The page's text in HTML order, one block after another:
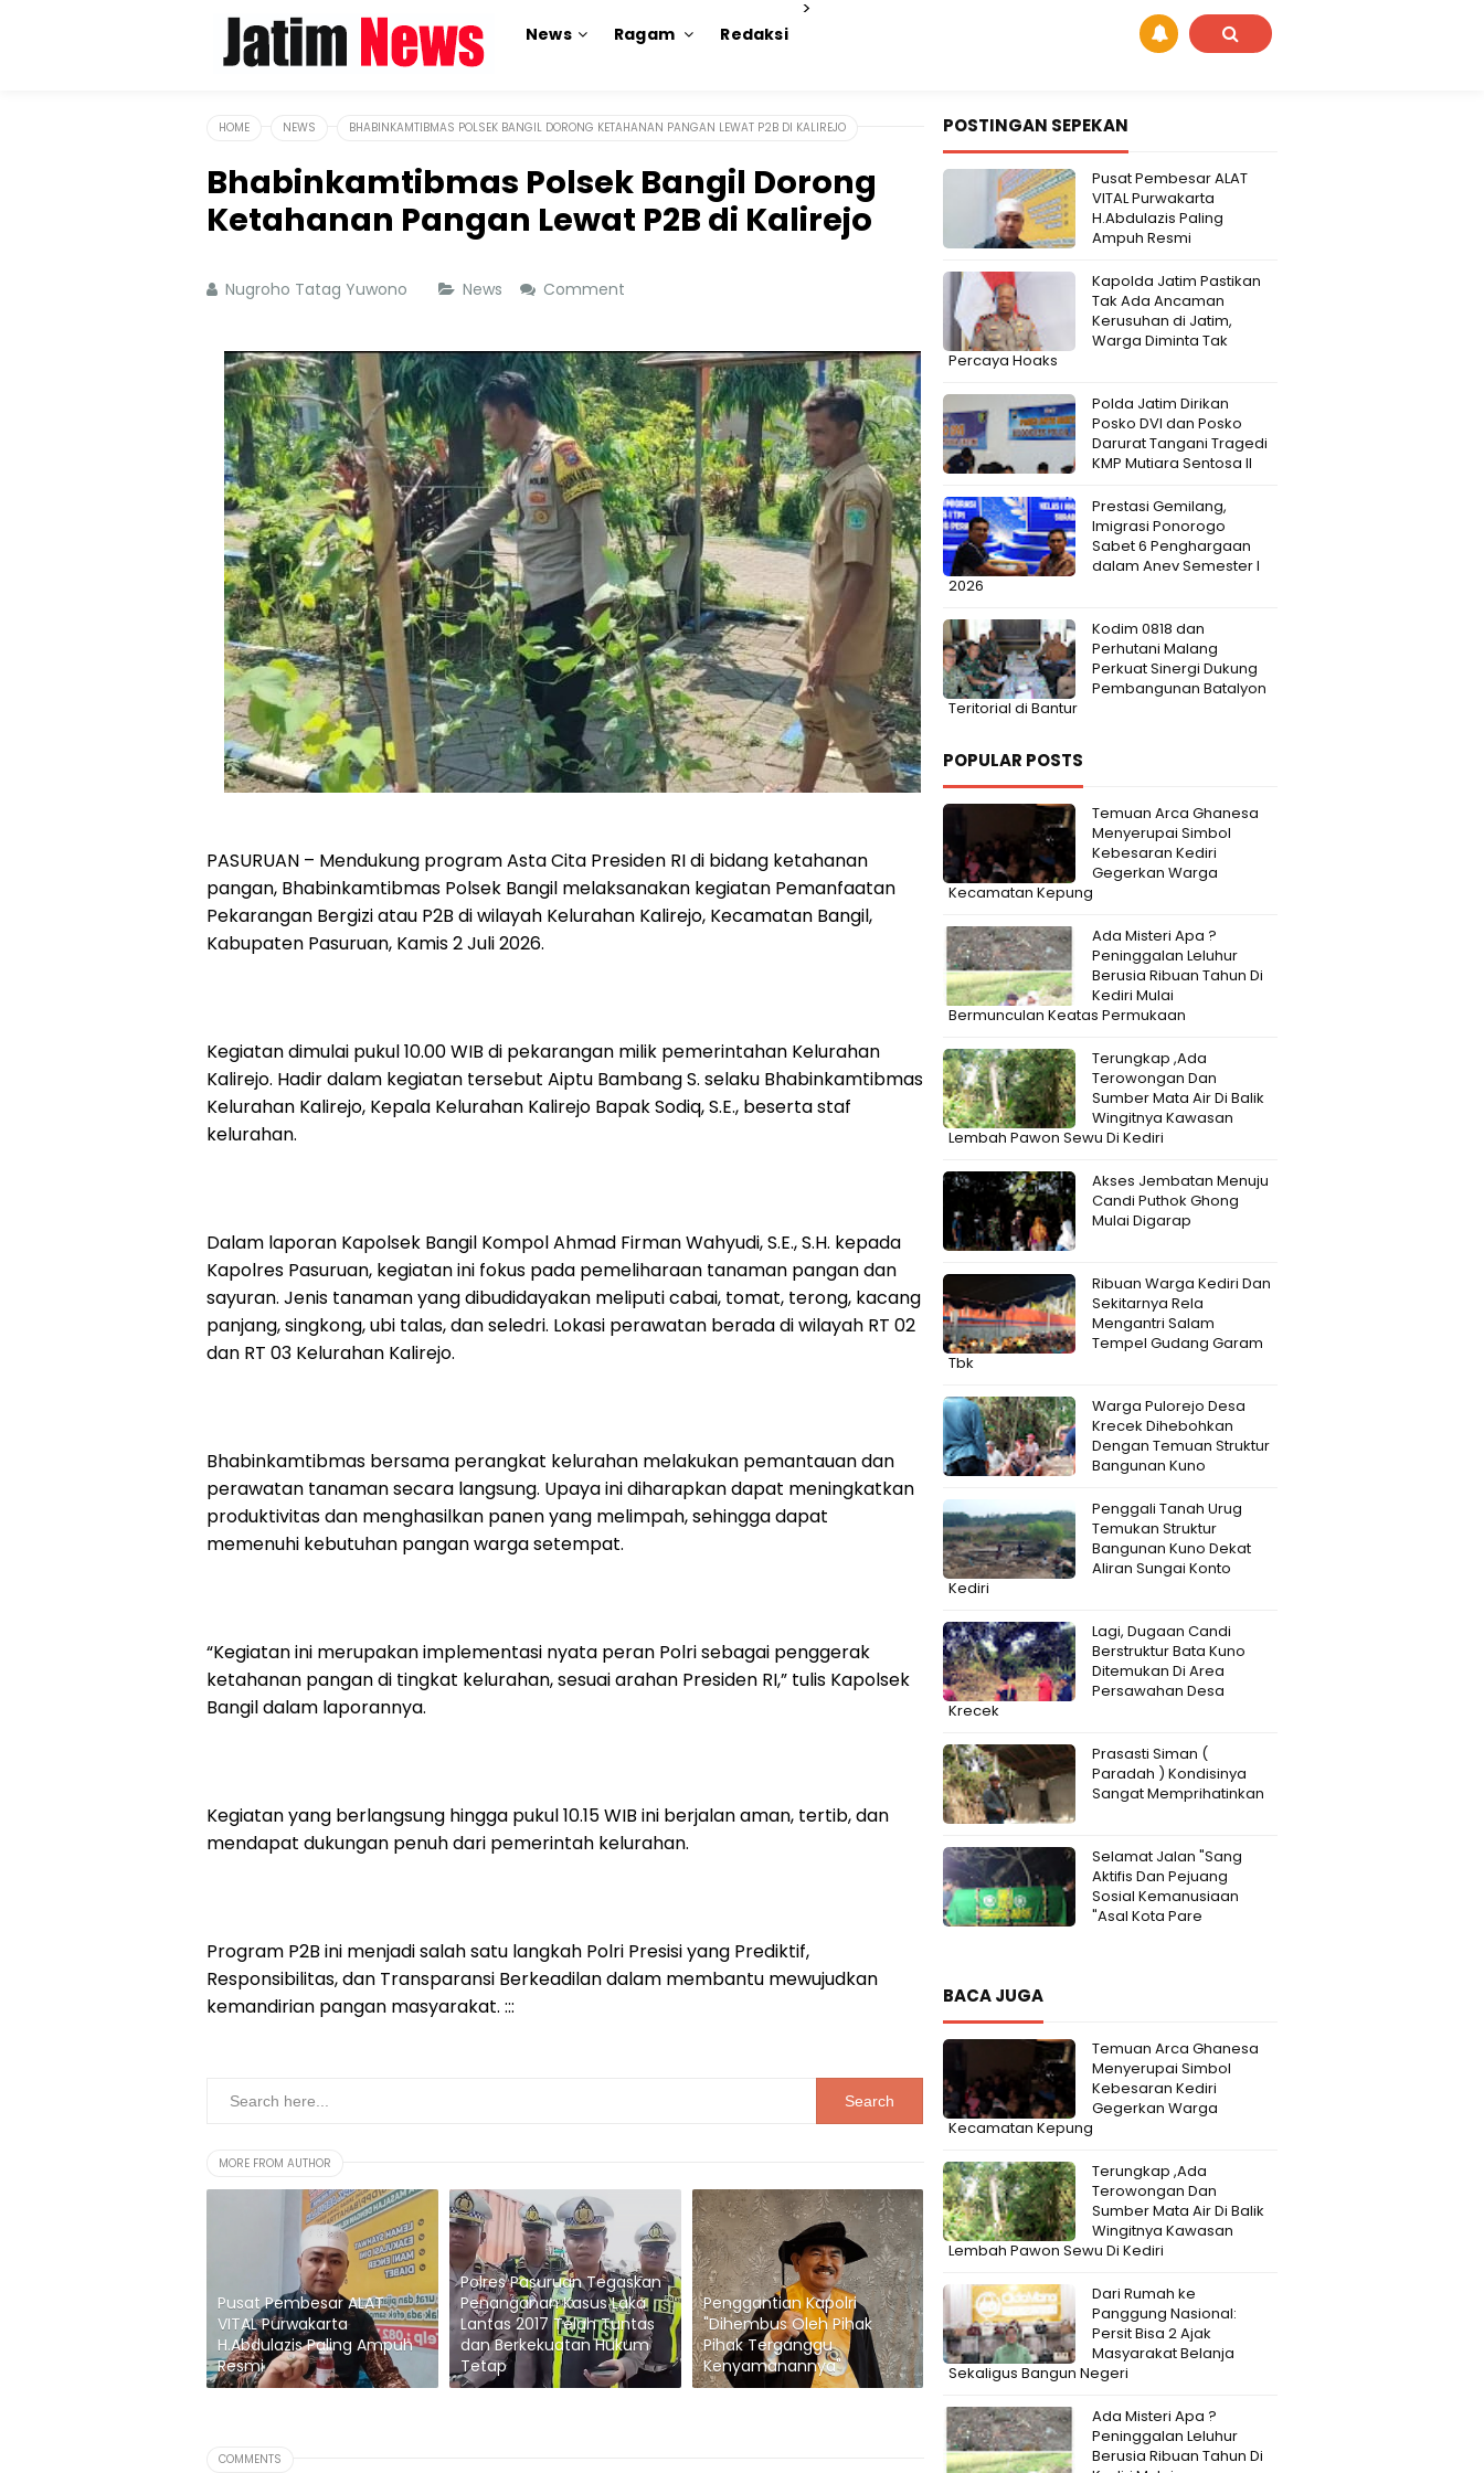
News
>
Ragam Redaksi
HOME NEWS BHABINKAMTIBMAS POLSEK BANGIL DORONG KETAHANAN PANGAN LEWAT P2B DI KALIREJO
Bhabinkamtibmas Polsek Bangil Dorong
Ketahanan Pangan Lewat P2B di Kalirejo
Nugroho Tatag Yuwono News Comment
PASURUAN – Mendukung program Asta Cita Presiden RI di bidang ketahanan
pangan, Bhabinkamtibmas Polsek Bangil melaksanakan kegiatan Pemanfaatan
Pekarangan Bergizi atau P2B di wilayah Kelurahan Kalirejo, Kecamatan Bangil,
Kabupaten Pasuruan, Kamis 2 Juli 2026.
Kegiatan dimulai pukul 10.00 WIB di pekarangan milik pemerintahan Kelurahan
Kalirejo. Hadir dalam kegiatan tersebut Aiptu Bambang S. selaku Bhabinkamtibmas
Kelurahan Kalirejo, Kepala Kelurahan Kalirejo Bapak Sodiq, S.E., beserta staf
kelurahan.
Dalam laporan Kapolsek Bangil Kompol Ahmad Firman Wahyudi, S.E., S.H. kepada
Kapolres Pasuruan, kegiatan ini fokus pada pemeliharaan tanaman pangan dan
sayuran. Jenis tanaman yang dibudidayakan meliputi cabai, tomat, terong, kacang
panjang, singkong, ubi talas, dan seledri. Lokasi perawatan berada di wilayah RT 02
dan RT 03 Kelurahan Kalirejo.
Bhabinkamtibmas bersama perangkat kelurahan melakukan pemantauan dan
perawatan tanaman secara langsung. Upaya ini diharapkan dapat meningkatkan
produktivitas dan menghasilkan panen yang melimpah, sehingga dapat
memenuhi kebutuhan pangan warga setempat.
“Kegiatan ini merupakan implementasi nyata peran Polri sebagai penggerak
ketahanan pangan di tingkat kelurahan, sesuai arahan Presiden RI,” tulis Kapolsek
Bangil dalam laporannya.
Kegiatan yang berlangsung hingga pukul 10.15 WIB ini berjalan aman, tertib, dan
mendapat dukungan penuh dari pemerintah kelurahan.
Program P2B ini menjadi salah satu langkah Polri Presisi yang Prediktif,
Responsibilitas, dan Transparansi Berkeadilan dalam membantu mewujudkan
kemandirian pangan masyarakat. :::
MORE FROM AUTHOR
Pusat Pembesar ALAT
VITAL Purwakarta
H.Abdulazis Paling Ampuh
Resmi
Polres Pasuruan Tegaskan
Penanganan Kasus Laka
Lantas 2017 Telah Tuntas
dan Berkekuatan Hukum
Tetap
Penggantian Kapolri
"Dihembus Oleh Pihak
Pihak Terganggu
Kenyamanannya"
COMMENTS
POSTINGAN SEPEKAN
Pusat Pembesar ALAT
VITAL Purwakarta
H.Abdulazis Paling
Ampuh Resmi
Kapolda Jatim Pastikan
Tak Ada Ancaman
Kerusuhan di Jatim,
Warga Diminta Tak
Percaya Hoaks
Polda Jatim Dirikan
Posko DVI dan Posko
Darurat Tangani Tragedi
KMP Mutiara Sentosa II
Prestasi Gemilang,
Imigrasi Ponorogo
Sabet 6 Penghargaan
dalam Anev Semester I
2026
Kodim 0818 dan
Perhutani Malang
Perkuat Sinergi Dukung
Pembangunan Batalyon
Teritorial di Bantur
POPULAR POSTS
Temuan Arca Ghanesa
Menyerupai Simbol
Kebesaran Kediri
Gegerkan Warga
Kecamatan Kepung
Ada Misteri Apa ?
Peninggalan Leluhur
Berusia Ribuan Tahun Di
Kediri Mulai
Bermunculan Keatas Permukaan
Terungkap ,Ada
Terowongan Dan
Sumber Mata Air Di Balik
Wingitnya Kawasan
Lembah Pawon Sewu Di Kediri
Akses Jembatan Menuju
Candi Puthok Ghong
Mulai Digarap
Ribuan Warga Kediri Dan
Sekitarnya Rela
Mengantri Salam
Tempel Gudang Garam
Tbk
Warga Pulorejo Desa
Krecek Dihebohkan
Dengan Temuan Struktur
Bangunan Kuno
Penggali Tanah Urug
Temukan Struktur
Bangunan Kuno Dekat
Aliran Sungai Konto
Kediri
Lagi, Dugaan Candi
Berstruktur Bata Kuno
Ditemukan Di Area
Persawahan Desa
Krecek
Prasasti Siman (
Paradah ) Kondisinya
Sangat Memprihatinkan
Selamat Jalan "Sang
Aktifis Dan Pejuang
Sosial Kemanusiaan
"Asal Kota Pare
BACA JUGA
Temuan Arca Ghanesa
Menyerupai Simbol
Kebesaran Kediri
Gegerkan Warga
Kecamatan Kepung
Terungkap ,Ada
Terowongan Dan
Sumber Mata Air Di Balik
Wingitnya Kawasan
Lembah Pawon Sewu Di Kediri
Dari Rumah ke
Panggung Nasional:
Persit Bisa 2 Ajak
Masyarakat Belanja
Sekaligus Bangun Negeri
Ada Misteri Apa ?
Peninggalan Leluhur
Berusia Ribuan Tahun Di